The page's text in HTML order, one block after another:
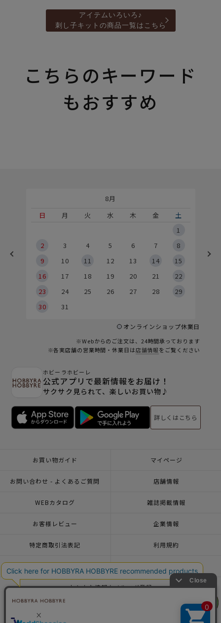
フェア
アイテムいろいろ♪
刺し子キットの商品一覧はこちら
こちらのキーワード
もおすすめ
フェア
8月
日
月 火 水 木 金
土
1
2
3 4 5 6 7
8
9
10 11 12 13 14
15
16
17 18 19 20 21
22
23
24 25 26 27 28
29
30
31
オンラインショップ休業日
※Webからのご注文は、24時間承っております
※各実店舗の営業時間・休業日は店舗情報をご覧ください
ホビーラホビーレ
公式アプリで最新情報をお届け！
サクサク見られて、楽しいお買い物♪
詳しくはこちら
お買い物ガイド マイページ
お問い合わせ - よくあるご質問 店舗情報
WEBカタログ 雑誌掲載情報
お客様レビュー 企業情報
特定商取引法表記 利用規約
一緒に働こう♪求人情報
おトクな情報♪メルマガ登録